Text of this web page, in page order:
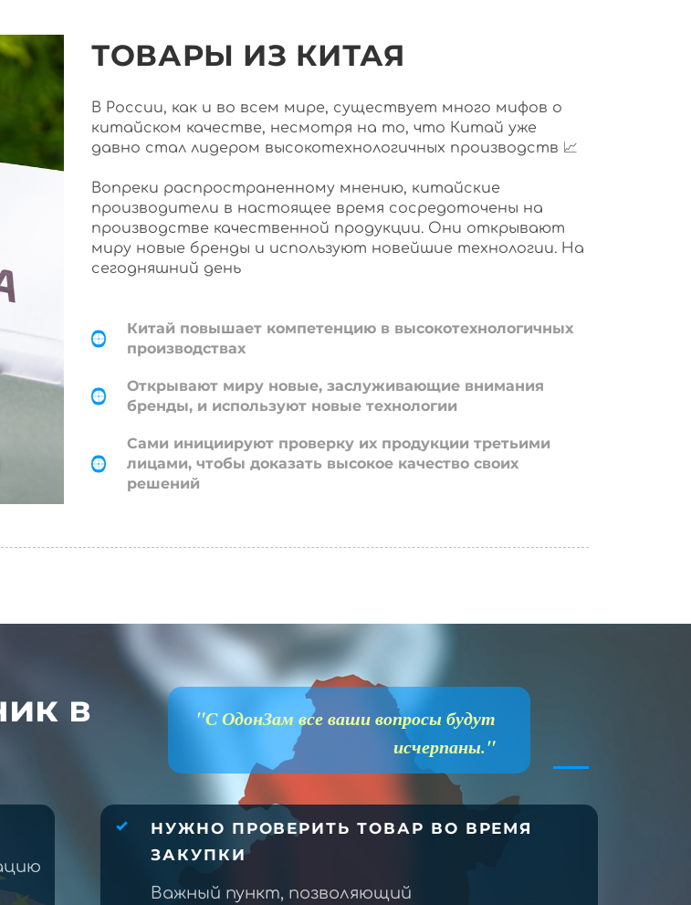
ТОВАРЫ ИЗ КИТАЯ
В России, как и во всем мире, существует много мифов о
китайском качестве, несмотря на то, что Китай уже
давно стал лидером высокотехнологичных производств 📈
Вопреки распространенному мнению, китайские
производители в настоящее время сосредоточены на
производстве качественной продукции. Они открывают
миру новые бренды и используют новейшие технологии. На
сегодняшний день
Китай повышает компетенцию в высокотехнологичных
производствах
Открывают миру новые, заслуживающие внимания
бренды, и используют новые технологии
Сами инициируют проверку их продукции третьими
лицами, чтобы доказать высокое качество своих
решений
в
"С ОдонЗам все ваши вопросы будут
исчерпаны."
НУЖНО ПРОВЕРИТЬ ТОВАР ВО ВРЕМЯ
ЗАКУПКИ
Важный пункт, позволяющий